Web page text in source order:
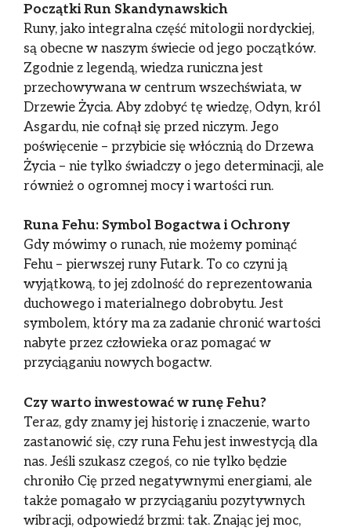
Początki Run Skandynawskich
Runy, jako integralna część mitologii nordyckiej,
są obecne w naszym świecie od jego początków.
Zgodnie z legendą, wiedza runiczna jest
przechowywana w centrum wszechświata, w
Drzewie Życia. Aby zdobyć tę wiedzę, Odyn, król
Asgardu, nie cofnął się przed niczym. Jego
poświęcenie – przybicie się włócznią do Drzewa
Życia – nie tylko świadczy o jego determinacji, ale
również o ogromnej mocy i wartości run.
Runa Fehu: Symbol Bogactwa i Ochrony
Gdy mówimy o runach, nie możemy pominąć
Fehu – pierwszej runy Futark. To co czyni ją
wyjątkową, to jej zdolność do reprezentowania
duchowego i materialnego dobrobytu. Jest
symbolem, który ma za zadanie chronić wartości
nabyte przez człowieka oraz pomagać w
przyciąganiu nowych bogactw.
Czy warto inwestować w runę Fehu?
Teraz, gdy znamy jej historię i znaczenie, warto
zastanowić się, czy runa Fehu jest inwestycją dla
nas. Jeśli szukasz czegoś, co nie tylko będzie
chroniło Cię przed negatywnymi energiami, ale
także pomagało w przyciąganiu pozytywnych
wibracji, odpowiedź brzmi: tak. Znając jej moc,